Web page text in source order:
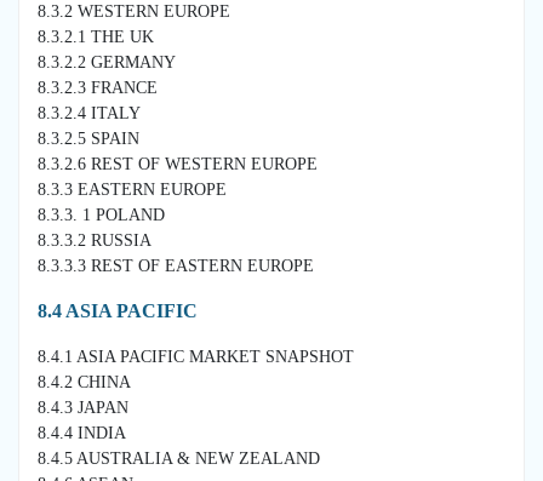
8.3.2 WESTERN EUROPE
8.3.2.1 THE UK
8.3.2.2 GERMANY
8.3.2.3 FRANCE
8.3.2.4 ITALY
8.3.2.5 SPAIN
8.3.2.6 REST OF WESTERN EUROPE
8.3.3 EASTERN EUROPE
8.3.3. 1 POLAND
8.3.3.2 RUSSIA
8.3.3.3 REST OF EASTERN EUROPE
8.4 ASIA PACIFIC
8.4.1 ASIA PACIFIC MARKET SNAPSHOT
8.4.2 CHINA
8.4.3 JAPAN
8.4.4 INDIA
8.4.5 AUSTRALIA & NEW ZEALAND